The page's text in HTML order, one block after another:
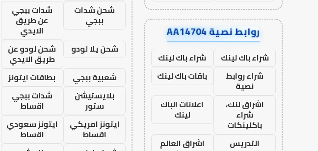
روابط نصية AA14704
شراء باك لينك
شراء باك لينك
شراء روابط
نصية
باقات باك لينك
اشراق لنك،
شراء
باكلينكات
اعلانات الباك
لينك
التدريس
اشراق العالم
شحن شدات
ببجي
شدات ببجي
عن طريق
الايدي
شحن يلا لودو
شحن لودو عن
طريق الايدي
شعبية ببجي
بطاقات ايتونز
بلايستيشن
ستور
شدات ببجي
اقساط
ايتونز امريكي
اقساط
ايتونز سعودي
اقساط